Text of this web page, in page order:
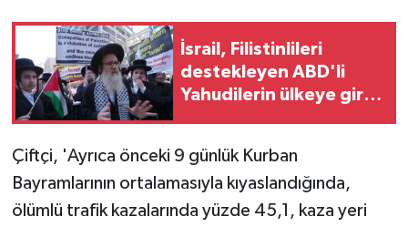
İsrail, Filistinlileri
destekleyen ABD'li
Yahudilerin ülkeye giriş
Çiftçi, 'Ayrıca önceki 9 günlük Kurban
Bayramlarının ortalamasıyla kıyaslandığında,
ölümlü trafik kazalarında yüzde 45,1, kaza yeri